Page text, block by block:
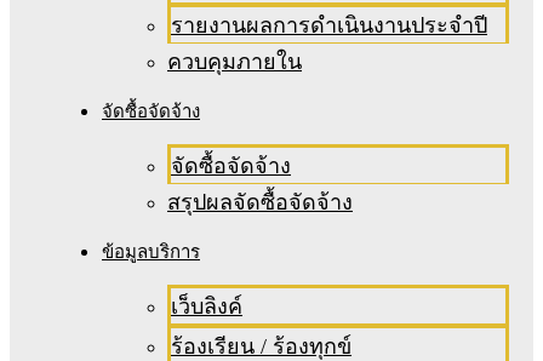
รายงานผลการดำเนินงานประจำปี
ควบคุมภายใน
จัดซื้อจัดจ้าง
จัดซื้อจัดจ้าง
สรุปผลจัดซื้อจัดจ้าง
ข้อมูลบริการ
เว็บลิงค์
ร้องเรียน / ร้องทุกข์